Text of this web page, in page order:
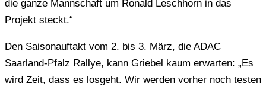
die ganze Mannschaft um Ronald Leschhorn in das
Projekt steckt.“
Den Saisonauftakt vom 2. bis 3. März, die ADAC
Saarland-Pfalz Rallye, kann Griebel kaum erwarten: „Es
wird Zeit, dass es losgeht. Wir werden vorher noch testen